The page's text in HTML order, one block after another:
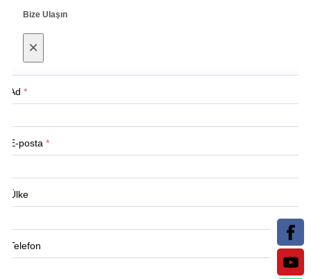
Bize Ulaşın
×
Ad *
E-posta *
Ülke
Telefon